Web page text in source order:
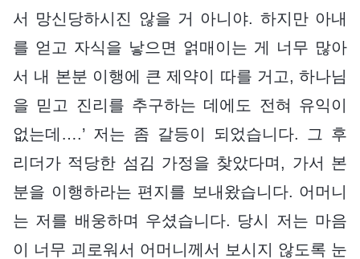
서 망신당하시진 않을 거 아니야. 하지만 아내
를 얻고 자식을 낳으면 얽매이는 게 너무 많아
서 내 본분 이행에 큰 제약이 따를 거고, 하나님
을 믿고 진리를 추구하는 데에도 전혀 유익이
없는데….’ 저는 좀 갈등이 되었습니다. 그 후
리더가 적당한 섬김 가정을 찾았다며, 가서 본
분을 이행하라는 편지를 보내왔습니다. 어머니
는 저를 배웅하며 우셨습니다. 당시 저는 마음
이 너무 괴로워서 어머니께서 보시지 않도록 눈